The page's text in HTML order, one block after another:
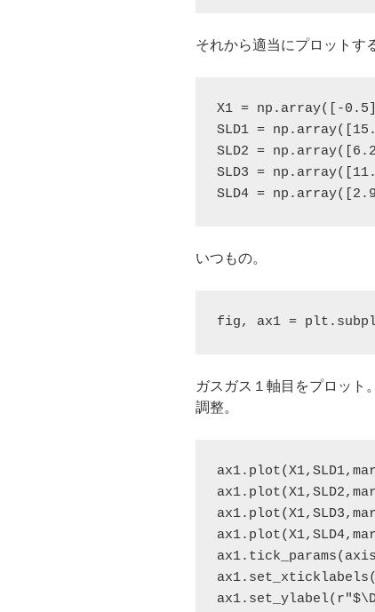
それから適当にプロットす
X1 = np.array([-
SLD1 =
SLD2 =
SLD3 =
SLD4 =
いつもの。
fig, ax1 =
ガスガス１軸目をプロット
調整。